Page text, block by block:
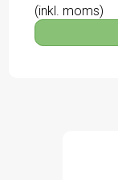
(inkl. moms)